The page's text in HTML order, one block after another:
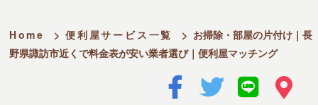
Home > 便利屋サービス一覧 > お掃除・部屋の片付け｜長
野県諏訪市近くで料金表が安い業者選び｜便利屋マッチング